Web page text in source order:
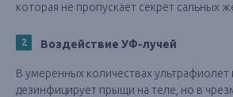
которая не пропускает секрет сальных
Воздействие УФ-лучей
В умеренных количествах ультрафиолет
дезинфицирует прыщи на теле, но в